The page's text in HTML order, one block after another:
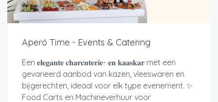
Aperó Time - Events & Catering
Een 𝐞𝐥𝐞𝐠𝐚𝐧𝐭𝐞 𝐜𝐡𝐚𝐫𝐜𝐮𝐭𝐞𝐫𝐢𝐞- 𝐞𝐧 𝐤𝐚𝐚𝐬𝐤𝐚𝐫 met een
gevarieerd aanbod van kazen, vleeswaren en
bijgerechten, ideaal voor elk type evenement. ✨
Food Carts en Machineverhuur voor